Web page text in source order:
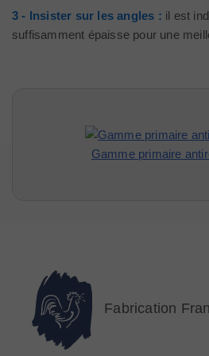
3 - Insister sur les angles : il est
suffisamment épaisse pour une
Gamme primaire
Fabrication